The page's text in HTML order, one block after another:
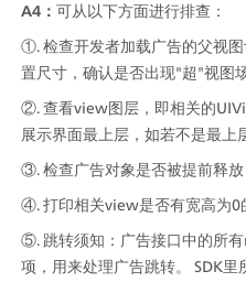
A4：可从以下方面进行排查：
①. 检查开发者加载广告的父视
置尺寸，确认是否出现"超"视图
②. 查看view图层，即相关的
展示界面最上层，如若不是最
③. 检查广告对象是否被提前释
④. 打印相关view是否有宽高为0
⑤. 跳转须知：广告接口中的所
项，用来处理广告跳转。 SDK